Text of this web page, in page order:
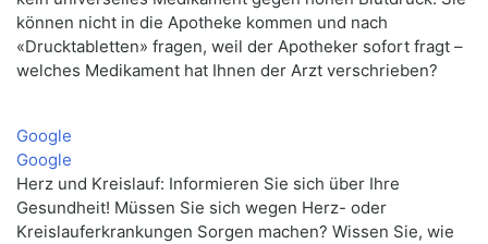
können nicht in die Apotheke kommen und nach
«Drucktabletten» fragen, weil der Apotheker sofort fragt –
welches Medikament hat Ihnen der Arzt verschrieben?
Google
Google
Herz und Kreislauf: Informieren Sie sich über Ihre
Gesundheit! Müssen Sie sich wegen Herz- oder
Kreislauferkrankungen Sorgen machen? Wissen Sie, wie